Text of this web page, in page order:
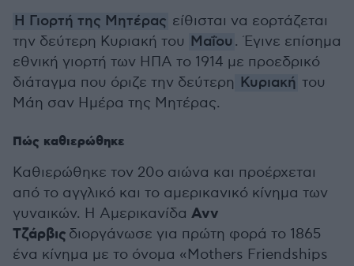
Η Γιορτή της Μητέρας είθισται να εορτάζεται
την δεύτερη Κυριακή του Μαΐου . Έγινε επίσημα
εθνική γιορτή των ΗΠΑ το 1914 με προεδρικό
διάταγμα που όριζε την δεύτερη Κυριακή του
Μάη σαν Ημέρα της Μητέρας.
Πώς καθιερώθηκε
Καθιερώθηκε τον 20ο αιώνα και προέρχεται
από το αγγλικό και το αμερικανικό κίνημα των
γυναικών. Η Αμερικανίδα Ανν
Τζάρβις διοργάνωσε για πρώτη φορά το 1865
ένα κίνημα με το όνομα «Mothers Friendships